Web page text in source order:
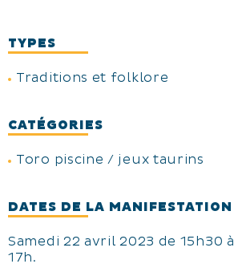
TYPES
Traditions et folklore
CATÉGORIES
Toro piscine / jeux taurins
DATES DE LA MANIFESTATION
Samedi 22 avril 2023 de 15h30 à
17h.